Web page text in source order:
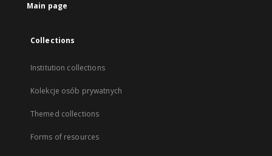
Main page
Collections
Institution collections
Kolekcje osób prywatnych
Themed collections
Forms of resources